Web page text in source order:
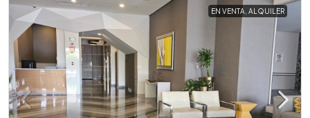
EN VENTA, ALQUILER